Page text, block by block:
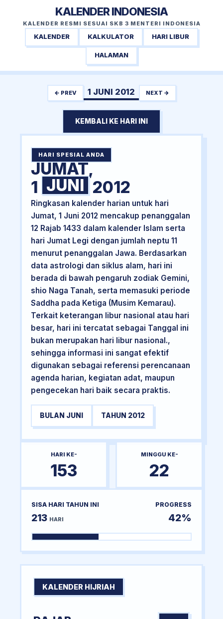
KALENDER INDONESIA
KALENDER RESMI SESUAI SKB 3 MENTERI INDONESIA
KALENDER KALKULATOR HARI LIBUR
HALAMAN
← PREV 1 JUNI 2012 NEXT →
KEMBALI KE HARI INI
HARI SPESIAL ANDA
JUMAT,
1 JUNI 2012
Ringkasan kalender harian untuk hari
Jumat, 1 Juni 2012 mencakup penanggalan
12 Rajab 1433 dalam kalender Islam serta
hari Jumat Legi dengan jumlah neptu 11
menurut penanggalan Jawa. Berdasarkan
data astrologi dan siklus alam, hari ini
berada di bawah pengaruh zodiak Gemini,
shio Naga Tanah, serta memasuki periode
Saddha pada Ketiga (Musim Kemarau).
Terkait keterangan libur nasional atau hari
besar, hari ini tercatat sebagai Tanggal ini
bukan merupakan hari libur nasional.,
sehingga informasi ini sangat efektif
digunakan sebagai referensi perencanaan
agenda harian, kegiatan adat, maupun
pengecekan hari baik secara praktis.
BULAN JUNI TAHUN 2012
HARI KE-
153
MINGGU KE-
22
SISA HARI TAHUN INI
213 HARI
PROGRESS
42%
KALENDER HIJRIAH